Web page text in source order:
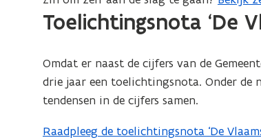
i
u
w
v
e
o
n
Toelichtingsnota ‘De
Omdat er naast de cijfers van de
drie jaar een toelichtingsnota. Onder de
tendensen in de cijfers samen.
Raadpleeg de toelichtingsnota ‘De
(